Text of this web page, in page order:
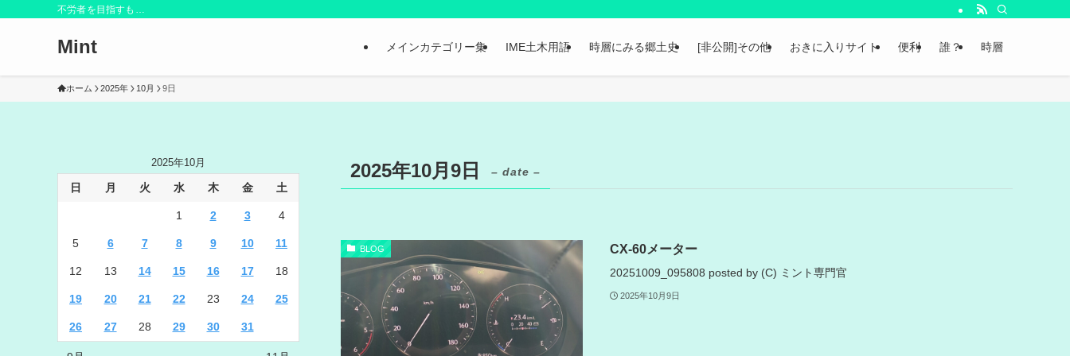
不労者を目指すも…
Mint メインカテゴリー集 IME土木用語 時層にみる郷土史 [非公開]その他 おきに入りサイト 便利 誰？ 時層
ホーム 2025年 10月 9日
2025年10月9日 – date –
BLOG CX-60メーター
20251009_095808 posted by (C) ミント専門官
2025年10月9日
2025年10月
日 月 火 水 木 金 土
1 2 3 4
5 6 7 8 9 10 11
12 13 14 15 16 17 18
19 20 21 22 23 24 25
26 27 28 29 30 31